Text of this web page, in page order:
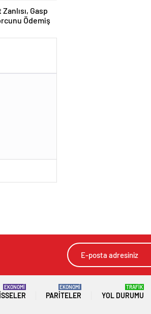
Gasp
Ödemiş
EKONOMİ
PARITELER
EKONOMİ
YOL DURUMU
TRAFİK